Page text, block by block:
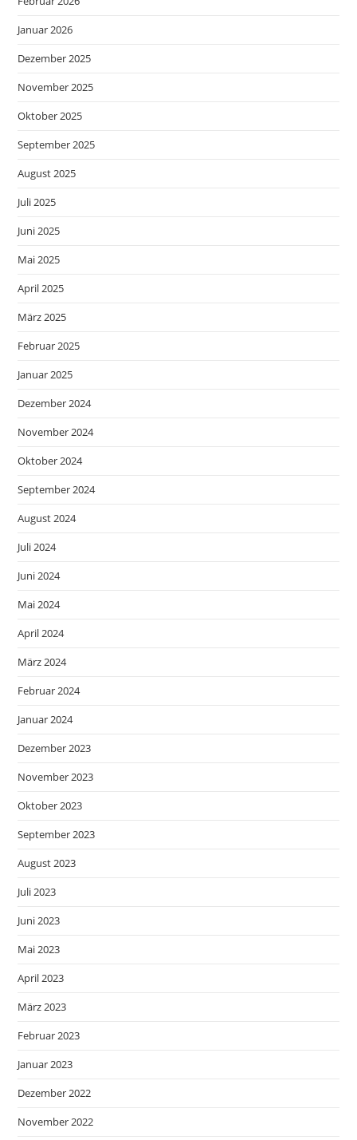
Januar 2026
Dezember 2025
November 2025
Oktober 2025
September 2025
August 2025
Juli 2025
Juni 2025
Mai 2025
April 2025
März 2025
Februar 2025
Januar 2025
Dezember 2024
November 2024
Oktober 2024
September 2024
August 2024
Juli 2024
Juni 2024
Mai 2024
April 2024
März 2024
Februar 2024
Januar 2024
Dezember 2023
November 2023
Oktober 2023
September 2023
August 2023
Juli 2023
Juni 2023
Mai 2023
April 2023
März 2023
Februar 2023
Januar 2023
Dezember 2022
November 2022